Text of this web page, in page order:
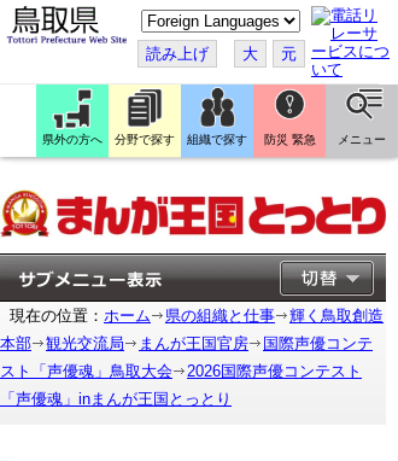
こ
の
ペ
ー
ジ
を
翻
訳
す
読み上げ 大 元
県外の方へ 分野で探す 組織で探す 防災 緊急 メニュー
現在の位置： ホーム 県の組織と仕事
輝く鳥取創造
本部
観光交流局 まんが王国官房
国際声優コンテ
スト「声優魂」鳥取大会
2026国際声優コンテスト
「声優魂」inまんが王国とっとり